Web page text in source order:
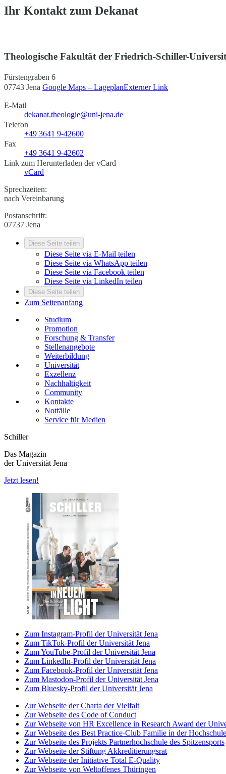
Ihr Kontakt zum Dekanat
Theologische Fakultät der Friedrich-Schiller-
Fürstengraben 6
07743 Jena Google Maps – LageplanExterner Link
E-Mail
dekanat.theologie@uni-jena.de
Telefon
+49 3641 9-42600
Fax
+49 3641 9-42602
Link zum Herunterladen der vCard
vCard
Sprechzeiten:
nach Vereinbarung
Postanschrift:
07737 Jena
Diese Seite teilen
Diese Seite via E-Mail teilen
Diese Seite via WhatsApp teilen
Diese Seite via Facebook teilen
Diese Seite via LinkedIn teilen
Diese Seite teilen
Zum Seitenanfang
Studium
Promotion
Forschung & Transfer
Stellenangebote
Weiterbildung
Universität
Exzellenz
Nachhaltigkeit
Community
Kontakte
Notfälle
Service für Medien
Schiller
Das Magazin
der Universität Jena
Jetzt lesen!
Zum Instagram-Profil der Universität Jena
Zum TikTok-Profil der Universität Jena
Zum YouTube-Profil der Universität Jena
Zum LinkedIn-Profil der Universität Jena
Zum Facebook-Profil der Universität Jena
Zum Mastodon-Profil der Universität Jena
Zum Bluesky-Profil der Universität Jena
Zur Webseite der Charta der Vielfalt
Zur Webseite des Code of Conduct
Zur Webseite von HR Excellence in Research Award der
Zur Webseite des Best Practice-Club Familie in der Hochschule
Zur Webseite des Projekts Partnerhochschule des Spitzensports
Zur Webseite der Stiftung Akkreditierungsrat
Zur Webseite der Initiative Total E-Quality
Zur Webseite von Weltoffenes Thüringen